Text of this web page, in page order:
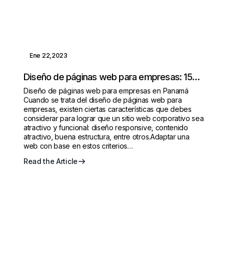
Ene 22,2023
Diseño de páginas web para empresas: 15
características que debe de tener
Diseño de páginas web para empresas en Panamá
Cuando se trata del diseño de páginas web para
empresas, existen ciertas características que debes
considerar para lograr que un sitio web corporativo sea
atractivo y funcional: diseño responsive, contenido
atractivo, buena estructura, entre otros.Adaptar una
web con base en estos criterios…
Read the Article